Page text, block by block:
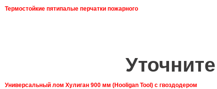
Термостойкие пятипалые перчатки пожарного
Универсальный лом Хулиган 900 мм (Hooligan Tool) с гвоздодером